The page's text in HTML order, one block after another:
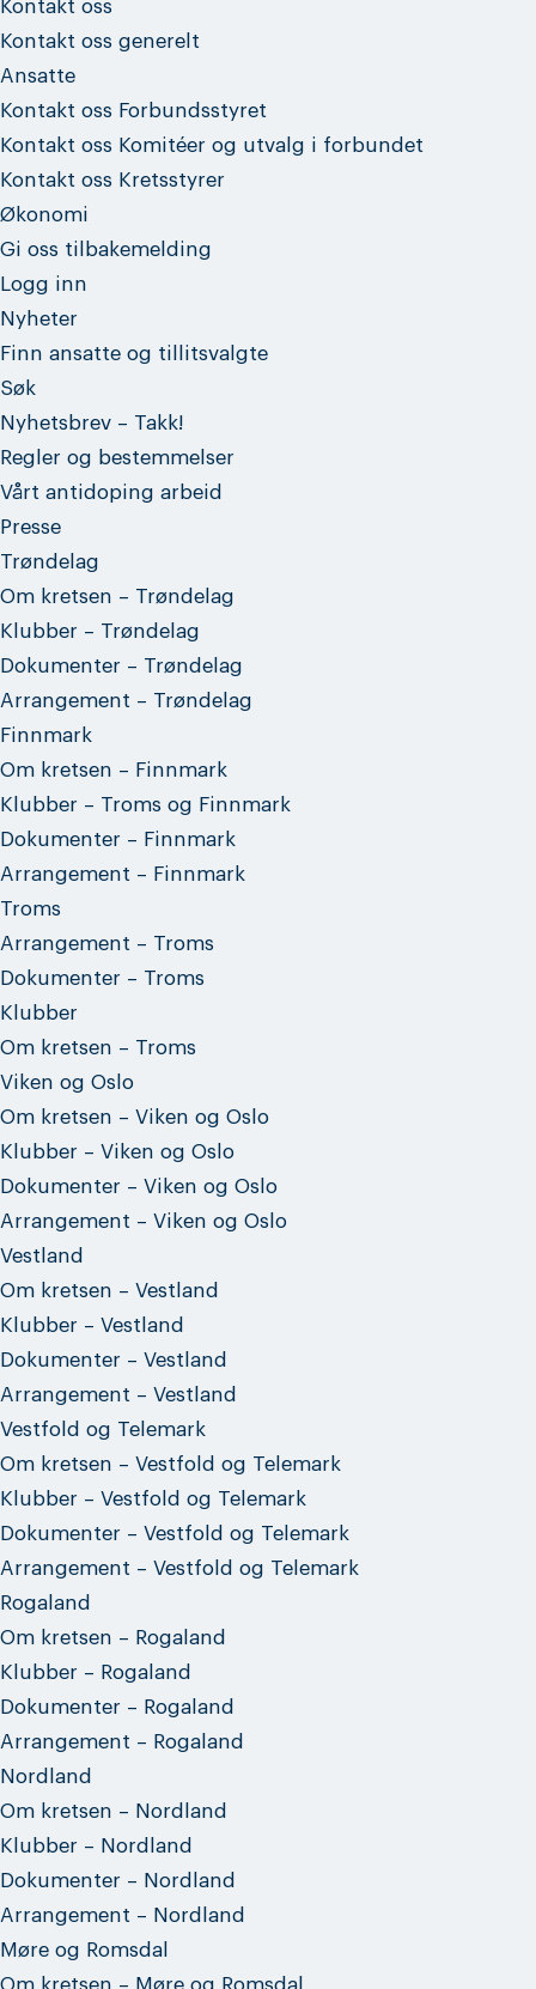
Kontakt oss
Kontakt oss generelt
Ansatte
Kontakt oss Forbundsstyret
Kontakt oss Komitéer og utvalg i forbundet
Kontakt oss Kretsstyrer
Økonomi
Gi oss tilbakemelding
Logg inn
Nyheter
Finn ansatte og tillitsvalgte
Søk
Nyhetsbrev – Takk!
Regler og bestemmelser
Vårt antidoping arbeid
Presse
Trøndelag
Om kretsen – Trøndelag
Klubber – Trøndelag
Dokumenter – Trøndelag
Arrangement – Trøndelag
Finnmark
Om kretsen – Finnmark
Klubber – Troms og Finnmark
Dokumenter – Finnmark
Arrangement – Finnmark
Troms
Arrangement – Troms
Dokumenter – Troms
Klubber
Om kretsen – Troms
Viken og Oslo
Om kretsen – Viken og Oslo
Klubber – Viken og Oslo
Dokumenter – Viken og Oslo
Arrangement – Viken og Oslo
Vestland
Om kretsen – Vestland
Klubber – Vestland
Dokumenter – Vestland
Arrangement – Vestland
Vestfold og Telemark
Om kretsen – Vestfold og Telemark
Klubber – Vestfold og Telemark
Dokumenter – Vestfold og Telemark
Arrangement – Vestfold og Telemark
Rogaland
Om kretsen – Rogaland
Klubber – Rogaland
Dokumenter – Rogaland
Arrangement – Rogaland
Nordland
Om kretsen – Nordland
Klubber – Nordland
Dokumenter – Nordland
Arrangement – Nordland
Møre og Romsdal
Om kretsen – Møre og Romsdal